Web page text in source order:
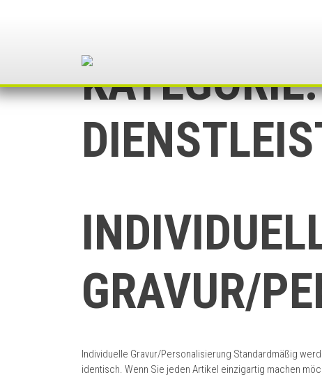
GRAVUR/
Individuelle Gravur/Personalisierung Standardmäßig
identisch. Wenn Sie jeden Artikel einzigartig machen